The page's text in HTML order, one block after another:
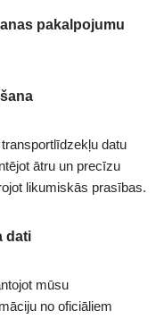
pakalpojumu
datu
ātru un precīzu
likumiskās prasības.
dati
mūsu
no oficiāliem